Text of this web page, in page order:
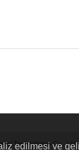
Technologies Co., Ltd.
edilmesi ve